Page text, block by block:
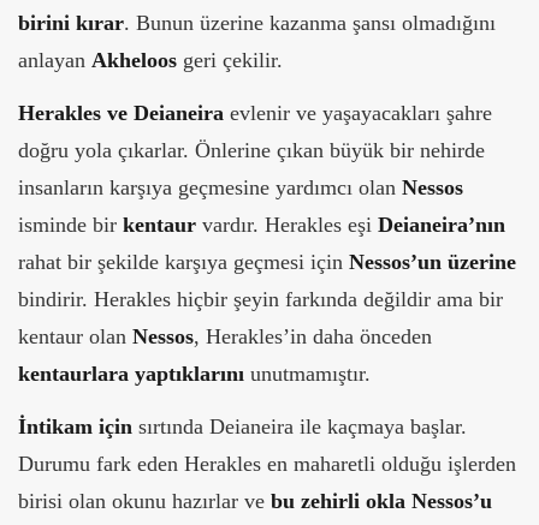
birini kırar. Bunun üzerine kazanma şansı olmadığını
anlayan Akheloos geri çekilir.
Herakles ve Deianeira evlenir ve yaşayacakları şahre
doğru yola çıkarlar. Önlerine çıkan büyük bir nehirde
insanların karşıya geçmesine yardımcı olan Nessos
isminde bir kentaur vardır. Herakles eşi Deianeira’nın
rahat bir şekilde karşıya geçmesi için Nessos’un üzerine
bindirir. Herakles hiçbir şeyin farkında değildir ama bir
kentaur olan Nessos, Herakles’in daha önceden
kentaurlara yaptıklarını unutmamıştır.
İntikam için sırtında Deianeira ile kaçmaya başlar.
Durumu fark eden Herakles en maharetli olduğu işlerden
birisi olan okunu hazırlar ve bu zehirli okla Nessos’u